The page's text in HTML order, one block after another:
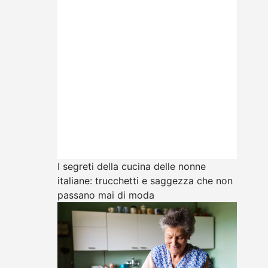
I segreti della cucina delle nonne
italiane: trucchetti e saggezza che non
passano mai di moda